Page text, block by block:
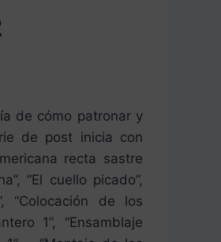
de cómo patronar y
de post inicia con
recta sastre
“El cuello picado”,
“Colocación de los
1”, “Ensamblaje